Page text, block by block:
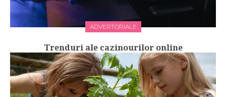
ADVERTORIALE
Trenduri ale cazinourilor online